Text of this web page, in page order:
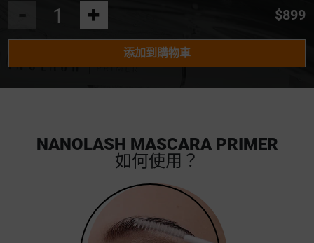
+ $899
添加到購物車
NANOLASH MASCARA PRIMER
如何使用？